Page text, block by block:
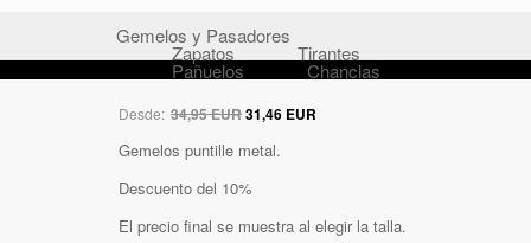
Gemelos y Pasadores
Zapatos Tirantes
Pañuelos Chanclas
Desde: 34,95 EUR31,46 EUR
Gemelos puntille metal.
Descuento del 10%
El precio final se muestra al elegir la talla.